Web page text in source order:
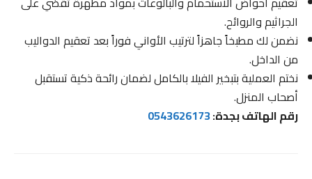
الجراثيم والروائح.
نضمن لك مطبخاً جاهزاً لترتيب الأواني فوراً بعد تعقيم الدواليب
من الداخل.
نختم العملية بتبخير الفيلا بالكامل لضمان رائحة ذكية تستقبل
أصحاب المنزل.
رقم الهاتف بجدة:0543626173